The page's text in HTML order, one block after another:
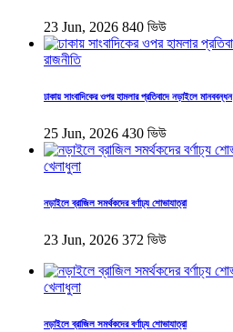
23 Jun, 2026 840 ভিউ
রাজনীতি
ঢাকায় সাংবাদিকের ওপর হামলার প্রতিবাদে নড়াইলে মানববন্ধন
25 Jun, 2026 430 ভিউ
খেলাধুলা
নড়াইলে ব্রাজিল সমর্থকদের বর্ণাঢ্য শোভাযাত্রা
23 Jun, 2026 372 ভিউ
খেলাধুলা
নড়াইলে ব্রাজিল সমর্থকদের বর্ণাঢ্য শোভাযাত্রা